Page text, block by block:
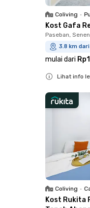
Coliving •
Kost Gafa
Paseban, Senen
3.8 km
mulai dari
Lihat info
Coliving •
Kost Rukita